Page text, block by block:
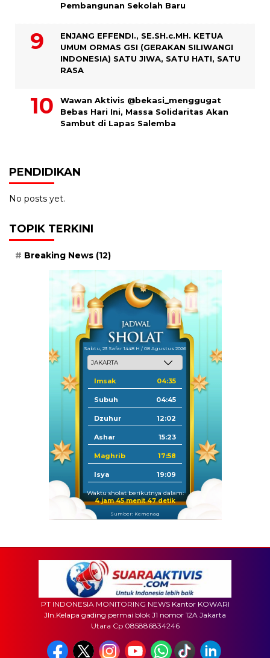
Pembangunan Sekolah Baru
ENJANG EFFENDI., SE.SH.c.MH. KETUA
UMUM ORMAS GSI (GERAKAN SILIWANGI
INDONESIA) SATU JIWA, SATU HATI, SATU
RASA
Wawan Aktivis @bekasi_menggugat
Bebas Hari Ini, Massa Solidaritas Akan
Sambut di Lapas Salemba
PENDIDIKAN
No posts yet.
TOPIK TERKINI
Breaking News (12)
Sabtu, 23 Safar 1448 H / 08 Agustus 2026
Imsak 04:35
Subuh 04:45
Dzuhur 12:02
Ashar 15:23
Maghrib 17:58
Isya 19:09
Waktu sholat berikutnya dalam:
4 jam 45 menit 45 detik
Sumber: Kemenag
PT INDONESIA MONITORING NEWS Kantor KOWARI
Jln.Kelapa gading permai blok J1 nomor 12A Jakarta
Utara Cp 085886834246